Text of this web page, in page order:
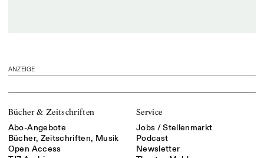
ANZEIGE
Bücher & Zeitschriften
Abo-Angebote
Bücher, Zeitschriften, Musik
Open Access
Service
Jobs / Stellenmarkt
Podcast
Newsletter